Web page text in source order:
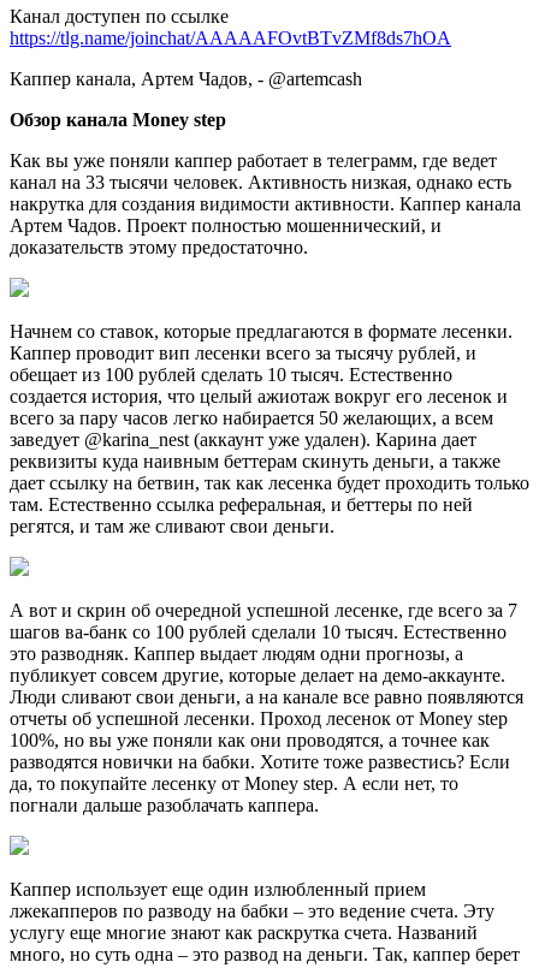
Канал доступен по ссылке
https://tlg.name/joinchat/AAAAAFOvtBTvZMf8ds7hOA
Каппер канала, Артем Чадов, - @artemcash
Обзор канала Money step
Как вы уже поняли каппер работает в телеграмм, где ведет
канал на 33 тысячи человек. Активность низкая, однако есть
накрутка для создания видимости активности. Каппер канала
Артем Чадов. Проект полностью мошеннический, и
доказательств этому предостаточно.
Начнем со ставок, которые предлагаются в формате лесенки.
Каппер проводит вип лесенки всего за тысячу рублей, и
обещает из 100 рублей сделать 10 тысяч. Естественно
создается история, что целый ажиотаж вокруг его лесенок и
всего за пару часов легко набирается 50 желающих, а всем
заведует @karina_nest (аккаунт уже удален). Карина дает
реквизиты куда наивным беттерам скинуть деньги, а также
дает ссылку на бетвин, так как лесенка будет проходить только
там. Естественно ссылка реферальная, и беттеры по ней
регятся, и там же сливают свои деньги.
А вот и скрин об очередной успешной лесенке, где всего за 7
шагов ва-банк со 100 рублей сделали 10 тысяч. Естественно
это разводняк. Каппер выдает людям одни прогнозы, а
публикует совсем другие, которые делает на демо-аккаунте.
Люди сливают свои деньги, а на канале все равно появляются
отчеты об успешной лесенки. Проход лесенок от Money step
100%, но вы уже поняли как они проводятся, а точнее как
разводятся новички на бабки. Хотите тоже развестись? Если
да, то покупайте лесенку от Money step. А если нет, то
погнали дальше разоблачать каппера.
Каппер использует еще один излюбленный прием
лжекапперов по разводу на бабки – это ведение счета. Эту
услугу еще многие знают как раскрутка счета. Названий
много, но суть одна – это развод на деньги. Так, каппер берет